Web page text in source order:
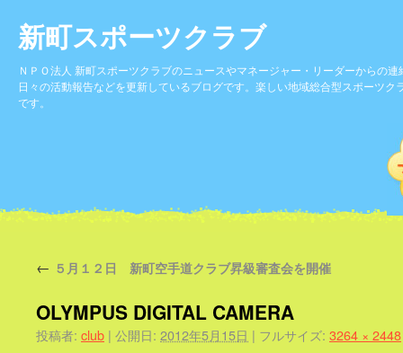
新町スポーツクラブ
ＮＰＯ法人 新町スポーツクラブのニュースやマネージャー・リーダーからの連
日々の活動報告などを更新しているブログです。楽しい地域総合型スポーツク
です。
← ５月１２日 新町空手道クラブ昇級審査会を開催
OLYMPUS DIGITAL CAMERA
投稿者: club | 公開日: 2012年5月15日 | フルサイズ: 3264 × 2448